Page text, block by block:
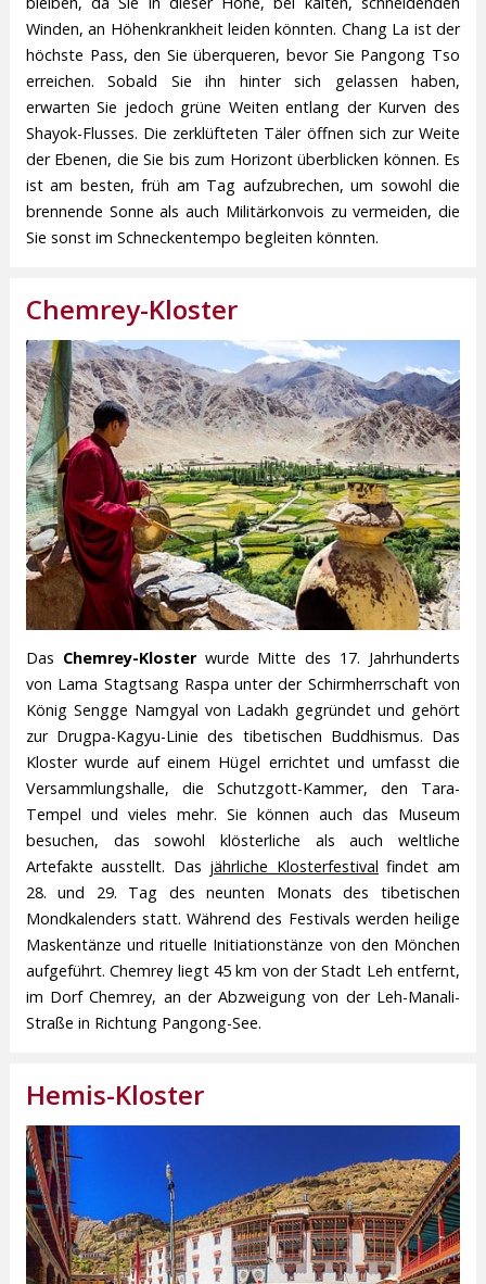
Winden, an Höhenkrankheit leiden könnten. Chang La ist der
höchste Pass, den Sie überqueren, bevor Sie Pangong Tso
erreichen. Sobald Sie ihn hinter sich gelassen haben,
erwarten Sie jedoch grüne Weiten entlang der Kurven des
Shayok-Flusses. Die zerklüfteten Täler öffnen sich zur Weite
der Ebenen, die Sie bis zum Horizont überblicken können. Es
ist am besten, früh am Tag aufzubrechen, um sowohl die
brennende Sonne als auch Militärkonvois zu vermeiden, die
Sie sonst im Schneckentempo begleiten könnten.
Chemrey-Kloster
Das Chemrey-Klosterwurde Mitte des 17. Jahrhunderts
von Lama Stagtsang Raspa unter der Schirmherrschaft von
König Sengge Namgyal von Ladakh gegründet und gehört
zur Drugpa-Kagyu-Linie des tibetischen Buddhismus. Das
Kloster wurde auf einem Hügel errichtet und umfasst die
Versammlungshalle, die Schutzgott-Kammer, den Tara-
Tempel und vieles mehr. Sie können auch das Museum
besuchen, das sowohl klösterliche als auch weltliche
Artefakte ausstellt. Das jährliche Klosterfestival findet am
28. und 29. Tag des neunten Monats des tibetischen
Mondkalenders statt. Während des Festivals werden heilige
Maskentänze und rituelle Initiationstänze von den Mönchen
aufgeführt. Chemrey liegt 45 km von der Stadt Leh entfernt,
im Dorf Chemrey, an der Abzweigung von der Leh-Manali-
Straße in Richtung Pangong-See.
Hemis-Kloster